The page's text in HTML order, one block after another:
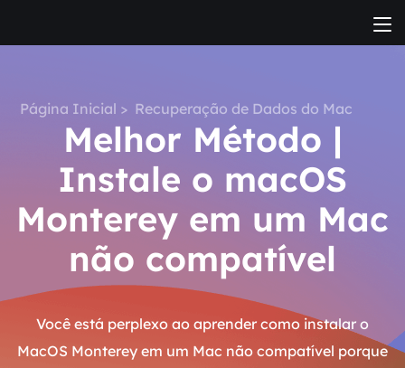
Página Inicial > Recuperação de Dados do Mac
Melhor Método |
Instale o macOS
Monterey em um Mac
não compatível
Você está perplexo ao aprender como instalar o
MacOS Monterey em um Mac não compatível porque